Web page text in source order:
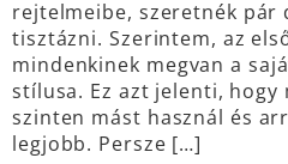
rejtelmeibe, szeretnék pár
tisztázni. Szerintem, az
mindenkinek megvan a
stílusa. Ez azt jelenti, hogy
szinten mást használ és
legjobb. Persze […]